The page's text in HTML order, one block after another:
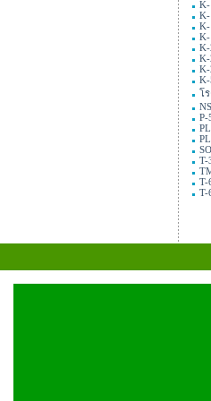
K-
K-
K-
K-
K-
โ
P-
T-
T-
T-